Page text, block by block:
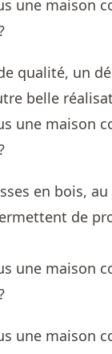
qualité, un
belle
en bois,
de